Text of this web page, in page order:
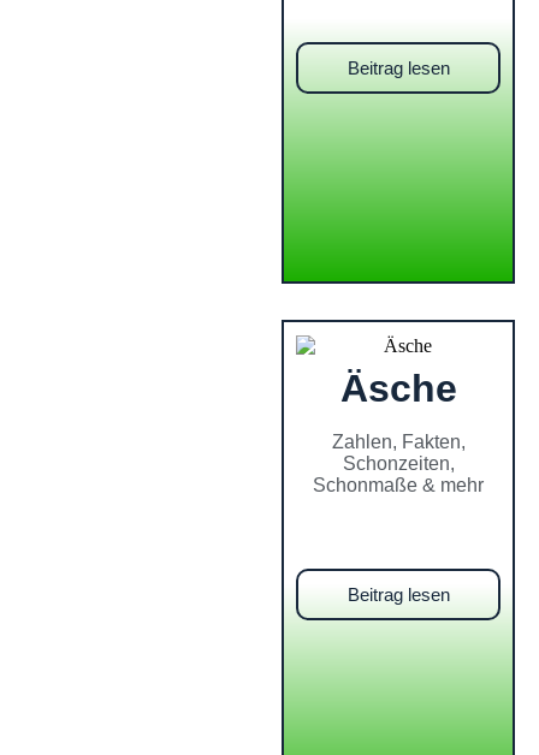
Beitrag lesen
Äsche
Zahlen, Fakten,
Schonzeiten,
Schonmaße & mehr
Beitrag lesen